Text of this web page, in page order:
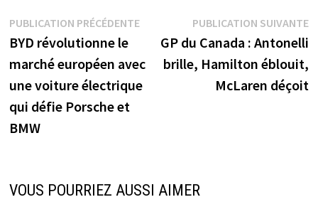
Navigation
de
l’article
PUBLICATION PRÉCÉDENTEPublication
précédente :
BYD révolutionne le
marché européen avec
une voiture électrique
qui défie Porsche et
BMW
PUBLICATION SUIVANTE
GP du Canada : Antonelli
brille, Hamilton éblouit,
McLaren déçoit
VOUS POURRIEZ AUSSI AIMER